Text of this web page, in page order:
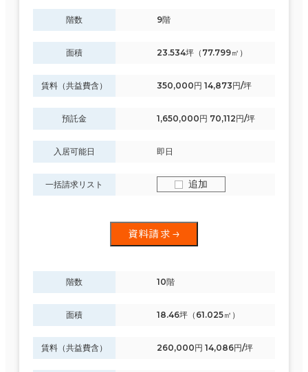
階数 9階
面積 23.534坪（77.799㎡）
賃料（共益費含） 350,000円 14,873円/坪
預託金 1,650,000円 70,112円/坪
入居可能日 即日
一括請求リスト 追加
資料請求
階数 10階
面積 18.46坪（61.025㎡）
賃料（共益費含） 260,000円 14,086円/坪